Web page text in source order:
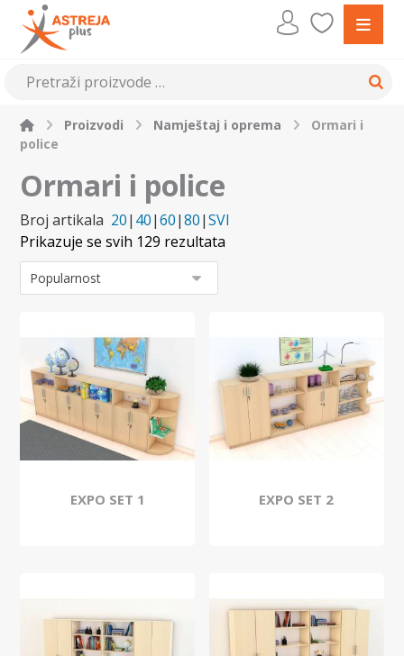
Proizvodi Namještaj i oprema
Ormari i
police
Ormari i police
Broj artikala 20| 40|60|80|SVI
Prikazuje se svih 129 rezultata
EXPO SET 1 EXPO SET 2